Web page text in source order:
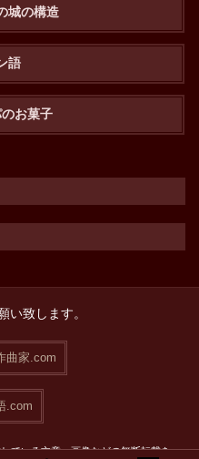
城の構造
語
お菓子
い致します。
曲家.com
.com
ている文章・画像などの無断転載を